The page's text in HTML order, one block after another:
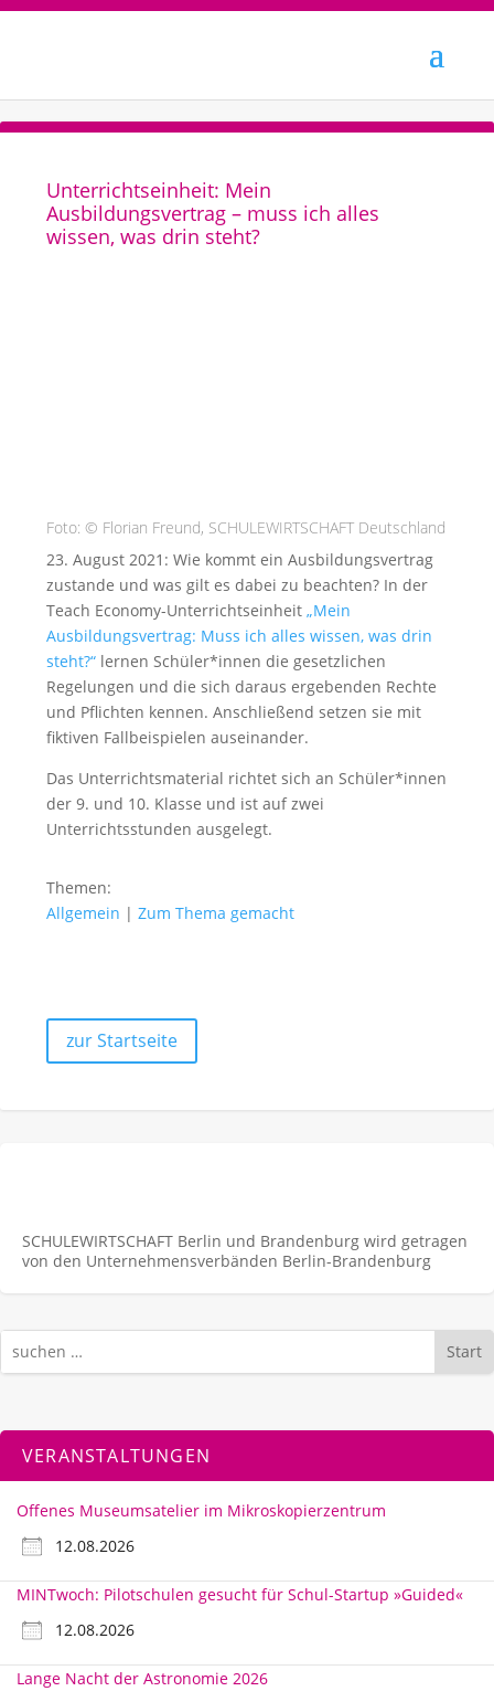
Unterrichtseinheit: Mein
Ausbildungsvertrag – muss ich alles
wissen, was drin steht?
Foto: © Florian Freund, SCHULEWIRTSCHAFT Deutschland
23. August 2021: Wie kommt ein Ausbildungsvertrag
zustande und was gilt es dabei zu beachten? In der
Teach Economy-Unterrichtseinheit „Mein
Ausbildungsvertrag: Muss ich alles wissen, was drin
steht?“ lernen Schüler*innen die gesetzlichen
Regelungen und die sich daraus ergebenden Rechte
und Pflichten kennen. Anschließend setzen sie mit
fiktiven Fallbeispielen auseinander.
Das Unterrichtsmaterial richtet sich an Schüler*innen
der 9. und 10. Klasse und ist auf zwei
Unterrichtsstunden ausgelegt.
Themen:
Allgemein | Zum Thema gemacht
zur Startseite
SCHULEWIRTSCHAFT Berlin und Brandenburg wird getragen
von den Unternehmens­verbänden Berlin-Brandenburg
Start
VERANSTALTUNGEN
Offenes Museumsatelier im Mikroskopierzentrum
12.08.2026
MINTwoch: Pilotschulen gesucht für Schul-Startup »Guided«
12.08.2026
Lange Nacht der Astronomie 2026